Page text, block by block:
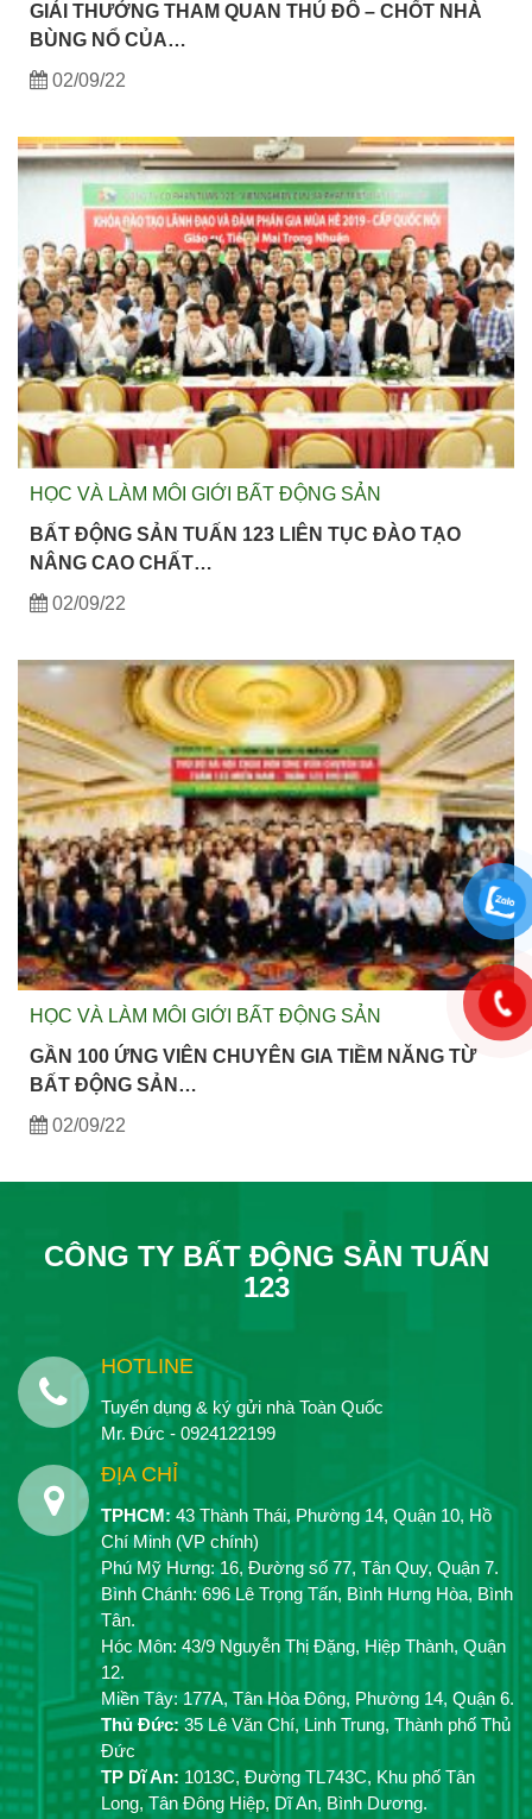
GIẢI THƯỞNG THAM QUAN THỦ ĐÔ – CHỐT NHÀ
BÙNG NỔ CỦA…
02/09/22
HỌC VÀ LÀM MÔI GIỚI BẤT ĐỘNG SẢN
BẤT ĐỘNG SẢN TUẤN 123 LIÊN TỤC ĐÀO TẠO
NÂNG CAO CHẤT…
02/09/22
HỌC VÀ LÀM MÔI GIỚI BẤT ĐỘNG SẢN
GẦN 100 ỨNG VIÊN CHUYÊN GIA TIỀM NĂNG TỪ
BẤT ĐỘNG SẢN…
02/09/22
CÔNG TY BẤT ĐỘNG SẢN TUẤN
123
HOTLINE
Tuyển dụng & ký gửi nhà Toàn Quốc
Mr. Đức - 0924122199
ĐỊA CHỈ
TPHCM: 43 Thành Thái, Phường 14, Quận 10, Hồ
Chí Minh (VP chính)
Phú Mỹ Hưng: 16, Đường số 77, Tân Quy, Quận 7.
Bình Chánh: 696 Lê Trọng Tấn, Bình Hưng Hòa, Bình
Tân.
Hóc Môn: 43/9 Nguyễn Thị Đặng, Hiệp Thành, Quận
12.
Miền Tây: 177A, Tân Hòa Đông, Phường 14, Quận 6.
Thủ Đức:35 Lê Văn Chí, Linh Trung, Thành phố Thủ
Đức
TP Dĩ An: 1013C, Đường TL743C, Khu phố Tân
Long, Tân Đông Hiệp, Dĩ An, Bình Dương.